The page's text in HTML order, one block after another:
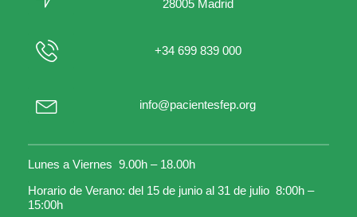
28005 Madrid
+34 699 839 000
info@pacientesfep.org
Lunes a Viernes 9.00h – 18.00h
Horario de Verano: del 15 de junio al 31 de julio 8:00h –
15:00h